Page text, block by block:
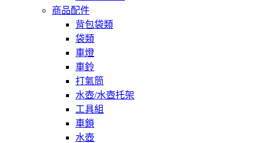
商品配件
背包袋類
袋類
車燈
車鈴
打氣筒
水壺/水壺托架
工具組
車鎖
水壺